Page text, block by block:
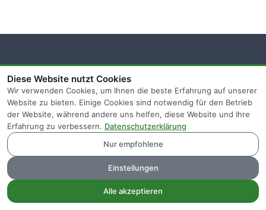
HomeImpressumPrivatsphäre und Datenschutz
Diese Website nutzt Cookies
Wir verwenden Cookies, um Ihnen die beste Erfahrung auf unserer
Website zu bieten. Einige Cookies sind notwendig für den Betrieb
der Website, während andere uns helfen, diese Website und Ihre
Erfahrung zu verbessern. Datenschutzerklärung
Nur empfohlene
Einstellungen
Alle akzeptieren